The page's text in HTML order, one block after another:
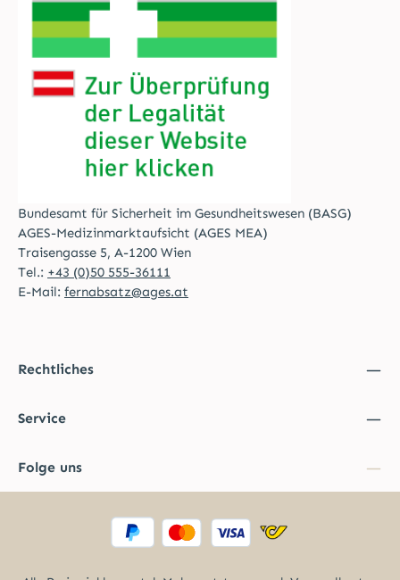
Bundesamt für Sicherheit im Gesundheitswesen (BASG)
AGES-Medizinmarktaufsicht (AGES MEA)
Traisengasse 5, A-1200 Wien
Tel.: +43 (0)50 555-36111
E-Mail: fernabsatz@ages.at
Rechtliches
Service
Folge uns